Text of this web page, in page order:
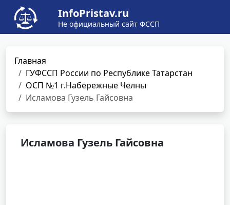
InfoPristav.ru
Не официальный сайт ФССП
Главная
ГУФССП России по Республике Татарстан
ОСП №1 г.Набережные Челны
Исламова Гузель Гайсовна
Исламова Гузель Гайсовна